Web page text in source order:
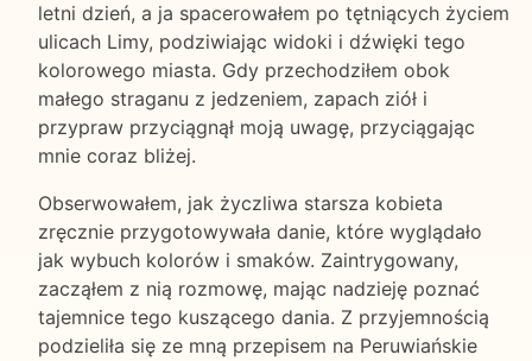
letni dzień, a ja spacerowałem po tętniących życiem
ulicach Limy, podziwiając widoki i dźwięki tego
kolorowego miasta. Gdy przechodziłem obok
małego straganu z jedzeniem, zapach ziół i
przypraw przyciągnął moją uwagę, przyciągając
mnie coraz bliżej.
Obserwowałem, jak życzliwa starsza kobieta
zręcznie przygotowywała danie, które wyglądało
jak wybuch kolorów i smaków. Zaintrygowany,
zacząłem z nią rozmowę, mając nadzieję poznać
tajemnice tego kuszącego dania. Z przyjemnością
podzieliła się ze mną przepisem na Peruwiańskie